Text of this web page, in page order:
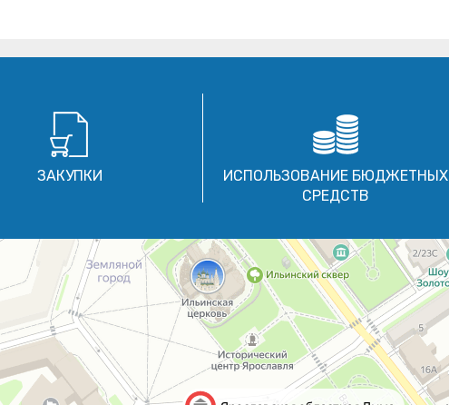
ЗАКУПКИ
ИСПОЛЬЗОВАНИЕ БЮДЖЕТНЫХ
СРЕДСТВ